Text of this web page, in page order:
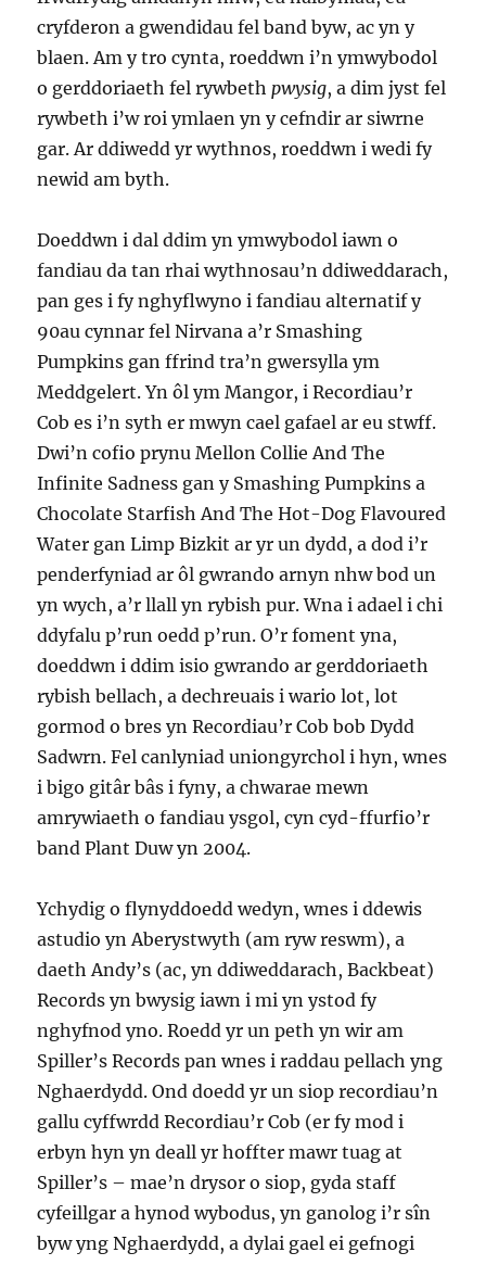
cryfderon a gwendidau fel band byw, ac yn y
blaen. Am y tro cynta, roeddwn i’n ymwybodol
o gerddoriaeth fel rywbethpwysig, a dim jyst fel
rywbeth i’w roi ymlaen yn y cefndir ar siwrne
gar. Ar ddiwedd yr wythnos, roeddwn i wedi fy
newid am byth.
Doeddwn i dal ddim yn ymwybodol iawn o
fandiau da tan rhai wythnosau’n ddiweddarach,
pan ges i fy nghyflwyno i fandiau alternatif y
90au cynnar fel Nirvana a’r Smashing
Pumpkins gan ffrind tra’n gwersylla ym
Meddgelert. Yn ôl ym Mangor, i Recordiau’r
Cob es i’n syth er mwyn cael gafael ar eu stwff.
Dwi’n cofio prynu Mellon Collie And The
Infinite Sadness gan y Smashing Pumpkins a
Chocolate Starfish And The Hot-Dog Flavoured
Water gan Limp Bizkit ar yr un dydd, a dod i’r
penderfyniad ar ôl gwrando arnyn nhw bod un
yn wych, a’r llall yn rybish pur. Wna i adael i chi
ddyfalu p’run oedd p’run. O’r foment yna,
doeddwn i ddim isio gwrando ar gerddoriaeth
rybish bellach, a dechreuais i wario lot, lot
gormod o bres yn Recordiau’r Cob bob Dydd
Sadwrn. Fel canlyniad uniongyrchol i hyn, wnes
i bigo gitâr bâs i fyny, a chwarae mewn
amrywiaeth o fandiau ysgol, cyn cyd-ffurfio’r
band Plant Duw yn 2004.
Ychydig o flynyddoedd wedyn, wnes i ddewis
astudio yn Aberystwyth (am ryw reswm), a
daeth Andy’s (ac, yn ddiweddarach, Backbeat)
Records yn bwysig iawn i mi yn ystod fy
nghyfnod yno. Roedd yr un peth yn wir am
Spiller’s Records pan wnes i raddau pellach yng
Nghaerdydd. Ond doedd yr un siop recordiau’n
gallu cyffwrdd Recordiau’r Cob (er fy mod i
erbyn hyn yn deall yr hoffter mawr tuag at
Spiller’s – mae’n drysor o siop, gyda staff
cyfeillgar a hynod wybodus, yn ganolog i’r sîn
byw yng Nghaerdydd, a dylai gael ei gefnogi